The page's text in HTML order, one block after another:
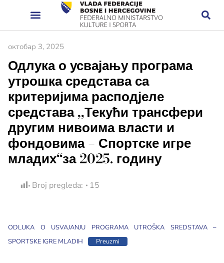
октобар 3, 2025
Одлука о усвајању програма
утрошка средстава са
критеријима расподјеле
средстава ,,Текући трансфери
другим нивоима власти и
фондовима – Спортске игре
младих“за 2025. годину
Broj pregleda: 15
ODLUKA O USVAJANJU PROGRAMA UTROŠKA SREDSTAVA –
SPORTSKE IGRE MLADIH
Preuzmi